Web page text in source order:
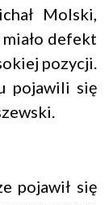
Molski,
defekt
pozycji.
pojawili się
pojawił się